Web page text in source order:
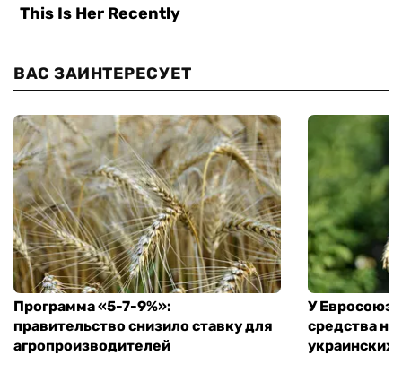
ВАС ЗАИНТЕРЕСУЕТ
Программа «5-7-9%»:
правительство снизило ставку для
агропроизводителей
У
средства